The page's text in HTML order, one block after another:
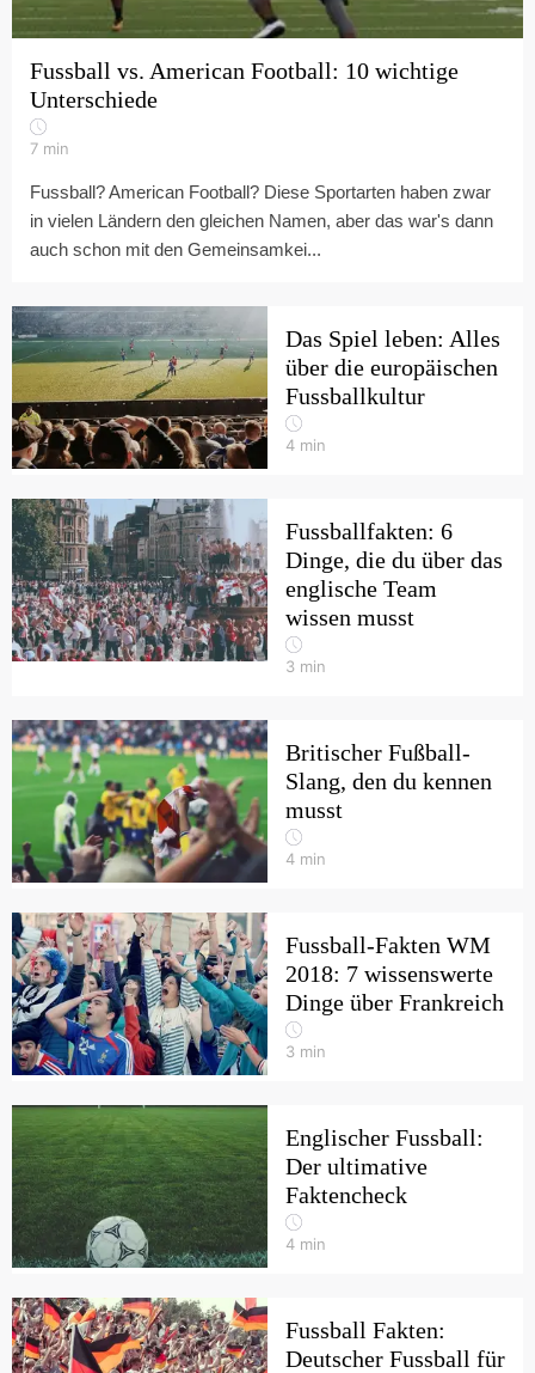
Fussball vs. American Football: 10 wichtige
Unterschiede
7 min
Fussball? American Football? Diese Sportarten haben zwar
in vielen Ländern den gleichen Namen, aber das war's dann
auch schon mit den Gemeinsamkei...
Das Spiel leben: Alles
über die europäischen
Fussballkultur
4 min
Fussballfakten: 6
Dinge, die du über das
englische Team
wissen musst
3 min
Britischer Fußball-
Slang, den du kennen
musst
4 min
Fussball-Fakten WM
2018: 7 wissenswerte
Dinge über Frankreich
3 min
Englischer Fussball:
Der ultimative
Faktencheck
4 min
Fussball Fakten:
Deutscher Fussball für